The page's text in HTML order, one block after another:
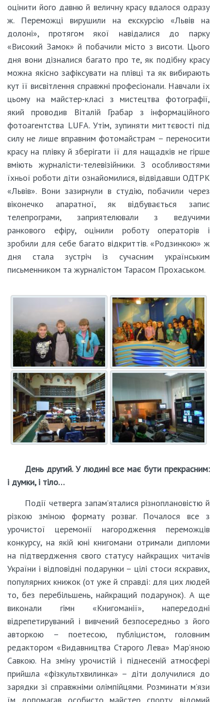
оцінити його давню й величну красу вдалося одразу
ж. Переможці вирушили на екскурсію «Львів на
долоні», протягом якої навідалися до парку
«Високий Замок» й побачили місто з висоти. Цього
дня вони дізналися багато про те, як подібну красу
можна якісно зафіксувати на плівці та як вибирають
кут її висвітлення справжні професіонали. Навчали їх
цьому на майстер-класі з мистецтва фотографії,
який проводив Віталій Грабар з інформаційного
фотоагентства LUFA. Утім, зупиняти миттєвості під
силу не лише вправним фотомайстрам – переносити
красу на плівку й зберігати її для нащадків не гірше
вміють журналісти-телевізійники. З особливостями
їхньої роботи діти ознайомилися, відвідавши ОДТРК
«Львів». Вони зазирнули в студію, побачили через
віконечко апаратної, як відбувається запис
телепрограми, заприятелювали з ведучими
ранкового ефіру, оцінили роботу операторів і
зробили для себе багато відкриттів. «Родзинкою» ж
дня стала зустріч із сучасним українським
письменником та журналістом Тарасом Прохаськом.
День другий. У людині все має бути прекрасним:
і думки, і тіло…
Події четверга запам’яталися різноплановістю й
різкою зміною формату розваг. Почалося все з
урочистої церемонії нагородження переможців
конкурсу, на якій юні книгомани отримали дипломи
на підтвердження свого статусу найкращих читачів
України і відповідні подарунки – цілі стоси яскравих,
популярних книжок (от уже й справді: для цих людей
то, без перебільшень, найкращий подарунок). А ще
виконали гімн «Книгоманії», напередодні
відрепетируваний і вивчений безпосередньо з його
авторкою – поетесою, публіцистом, головним
редактором «Видавництва Старого Лева» Мар’яною
Савкою. На зміну урочистій і піднесеній атмосфері
прийшла «фізкультхвилинка» – діти долучилися до
зарядки зі справжніми олімпійцями. Розминати м’язи
їм допомагав особисто майстер спорту, відомий